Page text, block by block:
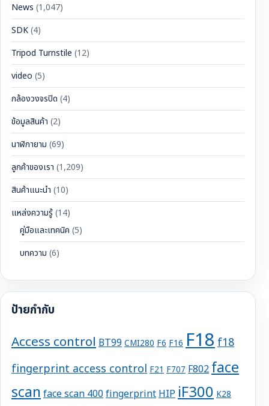
News (1,047)
SDK(4)
Tripod Turnstile (12)
video (5)
กล้องวงจรปิด (4)
ข้อมูลสินค้า (2)
นาฬิกายาม (69)
ลูกค้าของเรา (1,209)
สินค้าแนะนำ (10)
แหล่งความรู้(14)
คู่มือและเทคนิค (5)
บทความ (6)
ป้ายกำกับ
Access control BT99 CMI280 F6 F16 F18f18
fingerprint access control F21 F707 F802face
scanface scan 400fingerprintHIPiF300 K28